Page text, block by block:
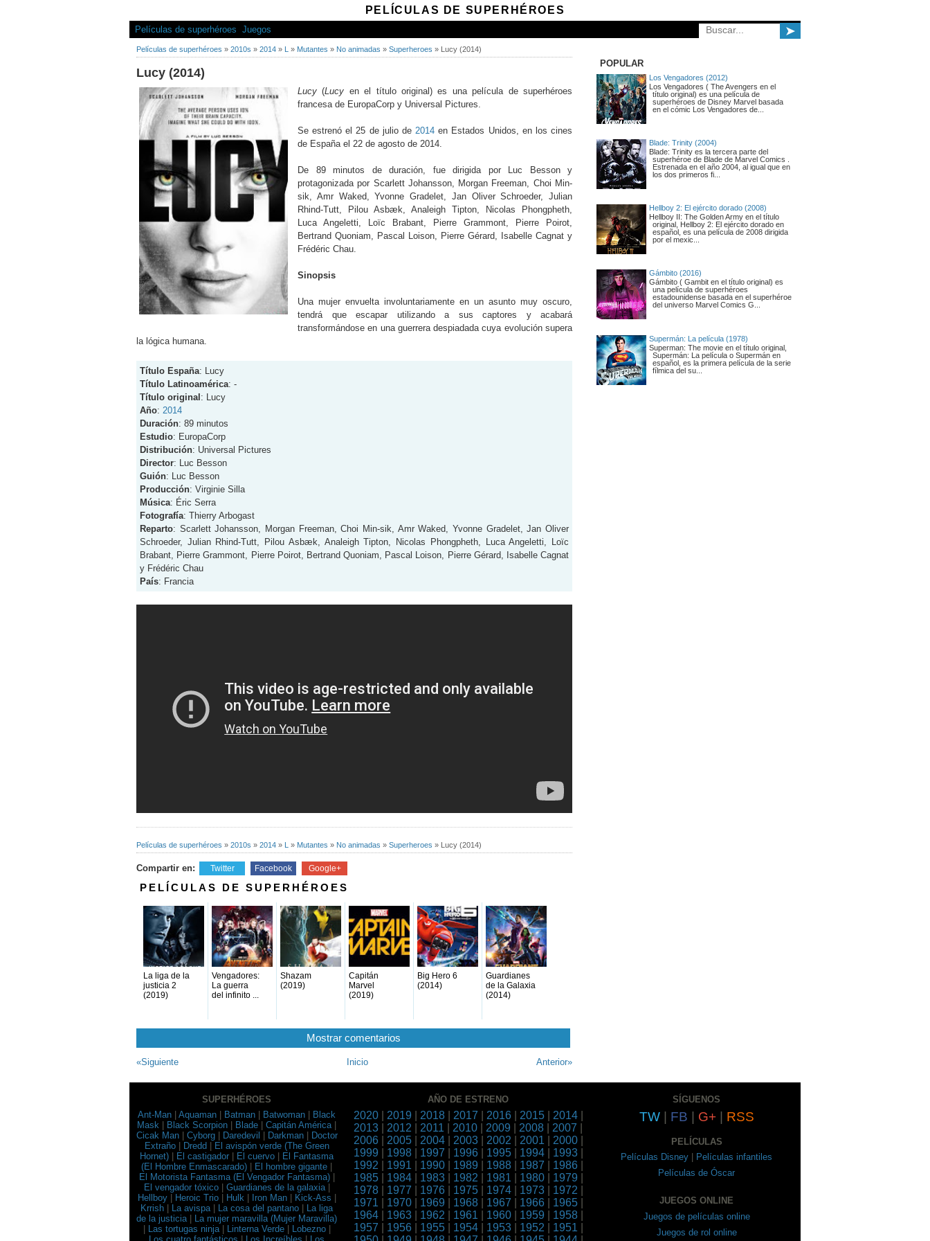
PELÍCULAS DE SUPERHÉROES
Películas de superhéroes Juegos ➤
Películas de superhéroes » 2010s » 2014 » L » Mutantes » No animadas » Superheroes » Lucy (2014)
Lucy (2014)
Lucy (Lucy en el título original) es una película de superhéroes
francesa de EuropaCorp y Universal Pictures.
Se estrenó el 25 de julio de2014 en Estados Unidos, en los cines
de España el 22 de agosto de 2014.
De 89 minutos de duración, fue dirigida por Luc Besson y
protagonizada por Scarlett Johansson, Morgan Freeman, Choi Min-
sik, Amr Waked, Yvonne Gradelet, Jan Oliver Schroeder, Julian
Rhind-Tutt, Pilou Asbæk, Analeigh Tipton, Nicolas Phongpheth,
Luca Angeletti, Loïc Brabant, Pierre Grammont, Pierre Poirot,
Bertrand Quoniam, Pascal Loison, Pierre Gérard, Isabelle Cagnat y
Frédéric Chau.
Sinopsis
Una mujer envuelta involuntariamente en un asunto muy oscuro,
tendrá que escapar utilizando a sus captores y acabará
transformándose en una guerrera despiadada cuya evolución supera
la lógica humana.
Título España: Lucy
Título Latinoamérica: -
Título original : Lucy
Año: 2014
Duración: 89 minutos
Estudio: EuropaCorp
Distribución: Universal Pictures
Director: Luc Besson
Guión: Luc Besson
Producción: Virginie Silla
Música: Éric Serra
Fotografía: Thierry Arbogast
Reparto: Scarlett Johansson, Morgan Freeman, Choi Min-sik, Amr Waked, Yvonne Gradelet, Jan Oliver
Schroeder, Julian Rhind-Tutt, Pilou Asbæk, Analeigh Tipton, Nicolas Phongpheth, Luca Angeletti, Loïc
Brabant, Pierre Grammont, Pierre Poirot, Bertrand Quoniam, Pascal Loison, Pierre Gérard, Isabelle Cagnat
y Frédéric Chau
País: Francia
Películas de superhéroes » 2010s » 2014 » L » Mutantes » No animadas » Superheroes » Lucy (2014)
Compartir en: Twitter Facebook Google+
PELÍCULAS DE SUPERHÉROES
La liga de la
justicia 2
(2019)
Vengadores:
La guerra
del infinito ...
Shazam
(2019)
Capitán
Marvel
(2019)
Big Hero 6
(2014)
Guardianes
de la Galaxia
(2014)
Mostrar comentarios
«Siguiente Anterior»
Inicio
POPULAR
Los Vengadores (2012)
Los Vengadores ( The Avengers en el
título original) es una película de
superhéroes de Disney Marvel basada
en el cómic Los Vengadores de...
Blade: Trinity (2004)
Blade: Trinity es la tercera parte del
superhéroe de Blade de Marvel Comics .
Estrenada en el año 2004, al igual que en
los dos primeros fi...
Hellboy 2: El ejército dorado (2008)
Hellboy II: The Golden Army en el título
original, Hellboy 2: El ejército dorado en
español, es una película de 2008 dirigida
por el mexic...
Gámbito (2016)
Gámbito ( Gambit en el título original) es
una película de superhéroes
estadounidense basada en el superhéroe
del universo Marvel Comics G...
Supermán: La película (1978)
Superman: The movie en el título original,
Supermán: La película o Supermán en
español, es la primera película de la serie
fílmica del su...
SUPERHÉROES
Ant-Man |Aquaman Batman Batwoman
Black
Mask
Black Scorpion Blade |Capitán América|
Cicak Man| Cyborg| Daredevil Darkman|
Doctor
Extraño| Dredd
El avispón verde (The Green
Hornet)
El castigador El cuervo
El Fantasma
(El Hombre Enmascarado)
El hombre gigante
El Motorista Fantasma (El Vengador Fantasma)|
El vengador tóxico| Guardianes de la galaxia|
Hellboy| Heroic Trio| Hulk| Iron Man| Kick-Ass
Krrish
La avispa| La cosa del pantano
La liga
de la justicia|
La mujer maravilla (Mujer Maravilla)
Las tortugas ninja| Linterna Verde| Lobezno|
AÑO DE ESTRENO
2020| 2019 2018| 2017 2016| 2015| 2014|
2013 |2012 |2011 |2010 |2009 |2008 |2007
2006| 2005| 2004| 2003| 2002 2001 2000|
1999
1998| 1997 1996| 1995| 1994| 1993|
1992
1991 1990| 1989 1988| 1987 1986|
1985| 1984| 1983| 1982 1981 1980| 1979
1978| 1977 1976| 1975| 1974| 1973| 1972
1971
1970| 1969 1968| 1967 1966| 1965|
1964| 1963| 1962 1961 1960| 1959 1958|
1957
1956| 1955| 1954| 1953| 1952 1951
SÍGUENOS
TW| FB G+| RSS
PELÍCULAS
Películas Disney
Películas infantiles
Películas de Óscar
JUEGOS ONLINE
Juegos de películas online
Juegos de rol online